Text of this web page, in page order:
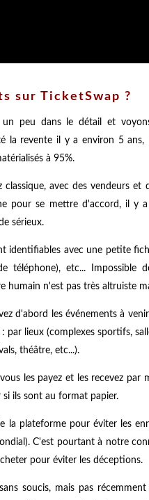
sur TicketSwap ?
peu dans le détail et
la revente il y a environ 5 ans,
à 95%.
avec des vendeurs et
pour se mettre d'accord, il y
sérieux.
identifiables avec une petite
téléphone), etc... Impossible
humain n'est pas très altruiste
d'abord les événements à
lieux (complexes sportifs,
théâtre, etc...).
les payez et les recevez par
ils sont au format papier.
la plateforme pour éviter les
C'est pourtant à notre
pour éviter les déceptions.
soucis, mais pas